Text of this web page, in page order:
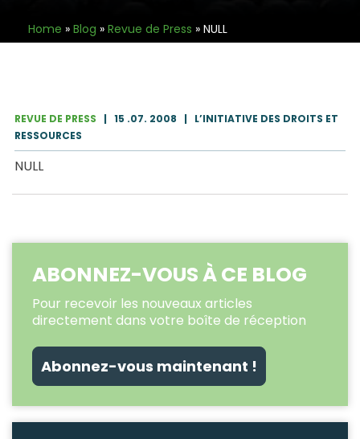
Home » Blog » Revue de Press » NULL
REVUE DE PRESS | 15 .07. 2008 | L’INITIATIVE DES DROITS ET
RESSOURCES
NULL
ABONNEZ-VOUS À CE BLOG
Pour recevoir les nouveaux articles
directement dans votre boîte de réception
Abonnez-vous maintenant !